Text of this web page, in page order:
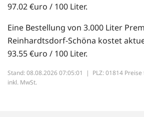
97.02 €uro / 100 Liter.
Eine Bestellung von 3.000 Liter
Reinhardtsdorf-Schöna kostet
93.55 €uro / 100 Liter.
Stand: 08.08.2026 07:05:01 | PLZ: 01814
inkl. MwSt.